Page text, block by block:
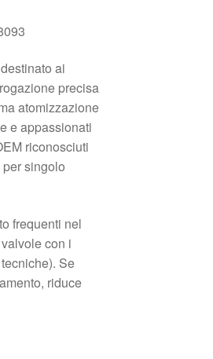
ai
precisa
atomizzazione
e appassionati
riconosciuti
singolo
frequenti nel
con i
Se
riduce